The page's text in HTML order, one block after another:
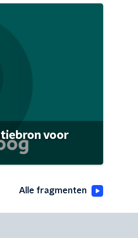
voor
Alle fragmenten